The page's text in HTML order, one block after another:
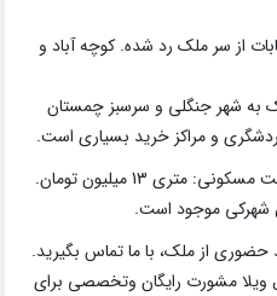
از سر ملک رد شده. کوچه آباد و
به شهر جنگلی و سرسبز چمستان
و مراکز خرید بسیاری است.
13 میلیون تومان.
شهرکی موجود است.
از ملک، با ما تماس بگیرید.
مشورت رایگان وتخصصی برای